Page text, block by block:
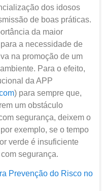
dos idosos
de boas práticas.
da maior
a necessidade de
na promoção de um
Para o efeito,
da APP
) para sempre que,
um obstáculo
segurança, deixem o
exemplo, se o tempo
verde é insuficiente
segurança.
Prevenção do Risco no